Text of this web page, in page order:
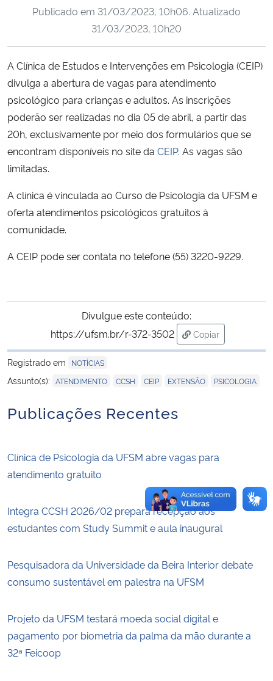
Ministério da Cidadania
Ministério da Ciência, Tecnologia, Inovações e Comunicações
Ministério do Meio Ambiente
Ministério do Turismo
Controladoria-Geral da União
Secretaria-Geral
Secretaria de Governo
Gabinete de Segurança Institucional
Planalto
Publicado em 31/03/2023, 10h06. Atualizado
31/03/2023, 10h20
A Clínica de Estudos e Intervenções em Psicologia (CEIP)
divulga a abertura de vagas para atendimento
psicológico para crianças e adultos. As inscrições
poderão ser realizadas no dia 05 de abril, a partir das
20h, exclusivamente por meio dos formulários que se
encontram disponíveis no site da CEIP. As vagas são
limitadas.
A clínica é vinculada ao Curso de Psicologia da UFSM e
oferta atendimentos psicológicos gratuitos à
comunidade.
A CEIP pode ser contata no telefone (55) 3220-9229.
Divulgue este conteúdo:
https://ufsm.br/r-372-3502
Copiar
para área de
Registrado em
NOTÍCIAS
Assunto(s): ATENDIMENTO CCSH CEIP EXTENSÃO PSICOLOGIA
Publicações Recentes
Clínica de Psicologia da UFSM abre vagas para
atendimento gratuito
Integra CCSH 2026/02 prepara recepção aos
estudantes com Study Summit e aula inaugural
Pesquisadora da Universidade da Beira Interior debate
consumo sustentável em palestra na UFSM
Projeto da UFSM testará moeda social digital e
pagamento por biometria da palma da mão durante a
32ª Feicoop